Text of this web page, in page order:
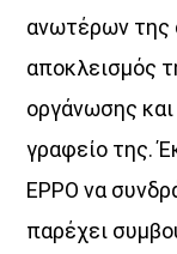
ανωτέρων της
αποκλεισµός
οργάνωσης
γραφείο της.
EPPO να
παρέχει